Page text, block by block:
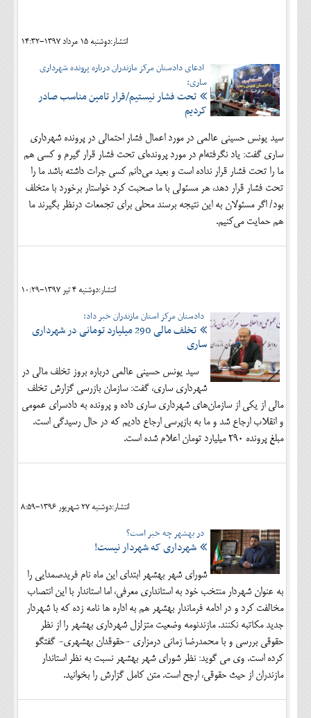
انتشار:دوشنبه 15 مرداد 1397-14:32
ادعای دادستان مرکز مازندران درباره پرونده شهرداری
ساری:
تحت فشار نیستیم/قرار تامین مناسب صادر
کردیم
سید یونس حسینی عالمی در مورد اعمال فشار احتمالی در پرونده شهرداری
ساری گفت: یاد نگرفته‌ام در مورد پرونده‌ای تحت فشار قرار گیرم و کسی هم
ما را تحت فشار قرار نداده است و بعید می‌دانم کسی جرات داشته باشد ما را
تحت فشار قرار دهد، هر مسئولی با ما صحبت کرد خواستار برخورد با متخلف
بود/ اگر مسئولان به این نتیجه برسند محلی برای تجمعات درنظر بگیرند ما
هم حمایت می‌کنیم.
انتشار:دوشنبه 4 تير 1397-10:29
دادستان مرکز استان مازندران خبر داد:
تخلف مالی 290 میلیارد تومانی در شهرداری
ساری
سید یونس حسینی عالمی درباره بروز تخلف مالی در
شهرداری ساری، گفت: سازمان بازرسی گزارش تخلف
مالی از یکی از سازمان‌های شهرداری ساری داده و پرونده به دادسرای عمومی
و انقلاب ارجاع شد و ما به بازپرسی ارجاع دادیم که در حال رسیدگی است.
مبلغ پرونده ۲۹۰ میلیارد تومان اعلام شده است.
انتشار:دوشنبه 27 شهريور 1396-8:59
در بهشهر چه خبر است؟
شهرداری که شهردار نیست!
شورای شهر بهشهر ابتدای این ماه نام فریدصمدایی را
به عنوان شهردار منتخب خود به استانداری معرفی، اما استاندار با این انتصاب
مخالفت کرد و در ادامه فرماندار بهشهر هم به اداره ها نامه زده که با شهردار
جدید مکاتبه نکنند. مازندنومه وضعیت متزلزل شهرداری بهشهر را از نظر
حقوقی بررسی و با محمدرضا زمانی درمزاری -حقوقدان بهشهری- گفتگو
کرده است. وی می گوید: نظر شورای شهر بهشهر نسبت به نظر استاندار
مازندران از حیث حقوقی، ارجح است. متن کامل گزارش را بخوانید.